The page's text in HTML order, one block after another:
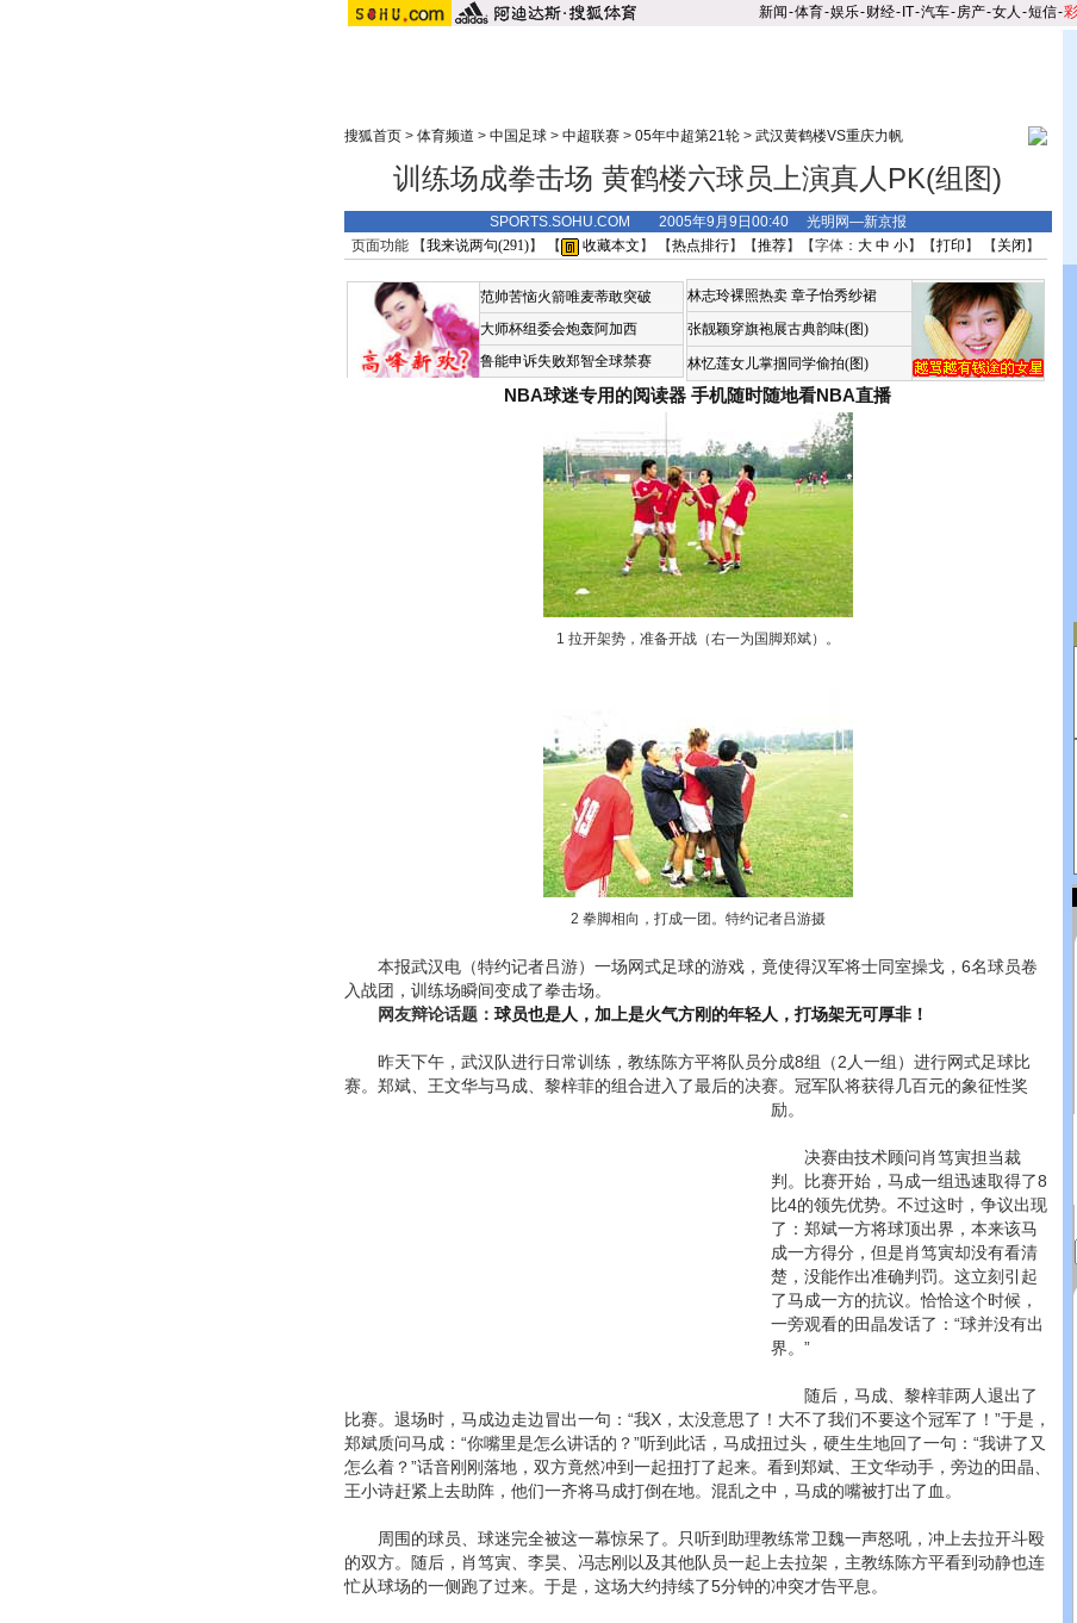
新闻-体育-娱乐-财经- IT-汽车-房产-女人 -短信-
搜狐首页> 体育频道 > 中国足球> 中超联赛> 05年中超第21轮> 武汉黄鹤楼VS重庆力帆
训练场成拳击场 黄鹤楼六球员上演真人PK(组图)
SPORTS.SOHU.COM 2005年9月9日00:40 光明网—新京报
页面功能 【我来说两句(291)】 【 收藏本文 】 【热点排行】【推荐】【字体： 大 中 小】【打印 】 【 关闭 】
范帅苦恼火箭唯麦蒂敢突破
大师杯组委会炮轰阿加西
鲁能申诉失败郑智全球禁赛
林志玲裸照热卖 章子怡秀纱裙
张靓颖穿旗袍展古典韵味(图)
林忆莲女儿掌掴同学偷拍(图)
NBA球迷专用的阅读器 手机随时随地看NBA直播
1 拉开架势，准备开战（右一为国脚郑斌）。
2 拳脚相向，打成一团。特约记者吕游摄
本报武汉电（特约记者吕游）一场网式足球的游戏，竟使得汉军将士同室操戈，6名球员卷
入战团，训练场瞬间变成了拳击场。
网友辩论话题： 球员也是人，加上是火气方刚的年轻人，打场架无可厚非！
昨天下午，武汉队进行日常训练，教练陈方平将队员分成8组（2人一组）进行网式足球比
赛。郑斌、王文华与马成、黎梓菲的组合进入了最后的决赛。冠军队将获得几百元的象征性奖
励。
决赛由技术顾问肖笃寅担当裁
判。比赛开始，马成一组迅速取得了8
比4的领先优势。不过这时，争议出现
了：郑斌一方将球顶出界，本来该马
成一方得分，但是肖笃寅却没有看清
楚，没能作出准确判罚。这立刻引起
了马成一方的抗议。恰恰这个时候，
一旁观看的田晶发话了：“球并没有出
界。”
随后，马成、黎梓菲两人退出了
比赛。退场时，马成边走边冒出一句：“我X，太没意思了！大不了我们不要这个冠军了！”于是，
郑斌质问马成：“你嘴里是怎么讲话的？”听到此话，马成扭过头，硬生生地回了一句：“我讲了又
怎么着？”话音刚刚落地，双方竟然冲到一起扭打了起来。看到郑斌、王文华动手，旁边的田晶、
王小诗赶紧上去助阵，他们一齐将马成打倒在地。混乱之中，马成的嘴被打出了血。
周围的球员、球迷完全被这一幕惊呆了。只听到助理教练常卫魏一声怒吼，冲上去拉开斗殴
的双方。随后，肖笃寅、李昊、冯志刚以及其他队员一起上去拉架，主教练陈方平看到动静也连
忙从球场的一侧跑了过来。于是，这场大约持续了5分钟的冲突才告平息。